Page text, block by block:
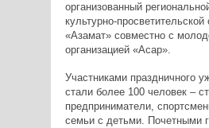
организованный
культурно-просветительской
«Азамат» совместно с
организацией «Асар».
Участниками праздничного
стали более 100 человек –
предприниматели,
семьи с детьми. Почетными